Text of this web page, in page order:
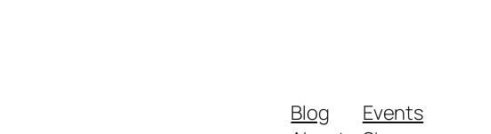
Blog
Events